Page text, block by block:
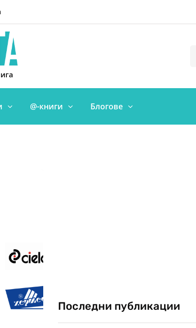
@-книги Блогове
Последни публикации